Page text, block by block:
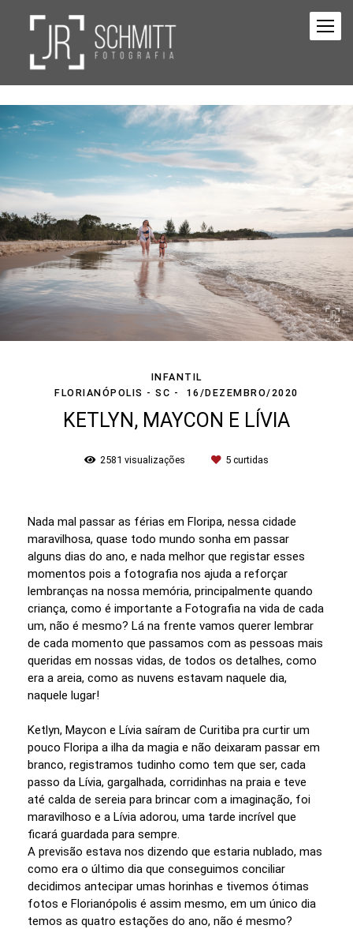
INFANTIL
FLORIANÓPOLIS - SC
16/DEZEMBRO/2020
KETLYN, MAYCON E LÍVIA
2581 visualizações 5 curtidas
Nada mal passar as férias em Floripa, nessa cidade
maravilhosa, quase todo mundo sonha em passar
alguns dias do ano, e nada melhor que registar esses
momentos pois a fotografia nos ajuda a reforçar
lembranças na nossa memória, principalmente quando
criança, como é importante a Fotografia na vida de cada
um, não é mesmo? Lá na frente vamos querer lembrar
de cada momento que passamos com as pessoas mais
queridas em nossas vidas, de todos os detalhes, como
era a areia, como as nuvens estavam naquele dia,
naquele lugar!
Ketlyn, Maycon e Lívia saíram de Curitiba pra curtir um
pouco Floripa a ilha da magia e não deixaram passar em
branco, registramos tudinho como tem que ser, cada
passo da Lívia, gargalhada, corridinhas na praia e teve
até calda de sereia para brincar com a imaginação, foi
maravilhoso e a Lívia adorou, uma tarde incrível que
ficará guardada para sempre.
A previsão estava nos dizendo que estaria nublado, mas
como era o último dia que conseguimos conciliar
decidimos antecipar umas horinhas e tivemos ótimas
fotos e Florianópolis é assim mesmo, em um único dia
temos as quatro estações do ano, não é mesmo?